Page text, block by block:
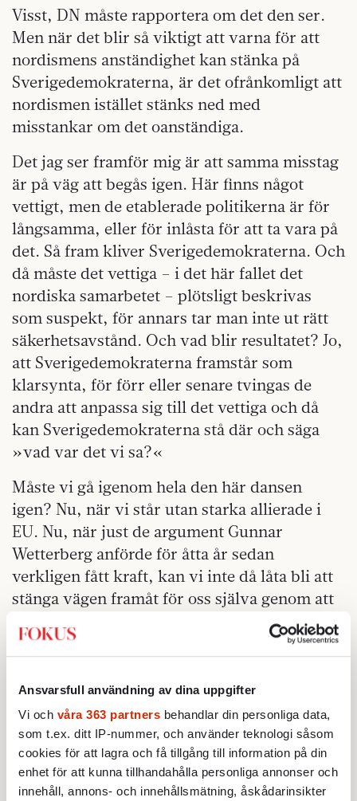
Ansvarsfull användning av dina uppgifter
Vi och våra 363 partners behandlar din personliga data,
som t.ex. ditt IP-nummer, och använder teknologi såsom
cookies för att lagra och få tillgång till information på din
enhet för att kunna tillhandahålla personliga annonser och
innehåll, annons- och innehållsmätning, åskådarinsikter
Visst, DN måste rapportera om det den ser.
Men när det blir så viktigt att varna för att
nordismens anständighet kan stänka på
Sverigedemokraterna, är det ofrånkomligt att
nordismen istället stänks ned med
misstankar om det oanständiga.
Det jag ser framför mig är att samma misstag
är på väg att begås igen. Här finns något
vettigt, men de etablerade politikerna är för
långsamma, eller för inlåsta för att ta vara på
det. Så fram kliver Sverigedemokraterna. Och
då måste det vettiga – i det här fallet det
nordiska samarbetet – plötsligt beskrivas
som suspekt, för annars tar man inte ut rätt
säkerhetsavstånd. Och vad blir resultatet? Jo,
att Sverigedemokraterna framstår som
klarsynta, för förr eller senare tvingas de
andra att anpassa sig till det vettiga och då
kan Sverigedemokraterna stå där och säga
»vad var det vi sa?«
Måste vi gå igenom hela den här dansen
igen? Nu, när vi står utan starka allierade i
EU. Nu, när just de argument Gunnar
Wetterberg anförde för åtta år sedan
verkligen fått kraft, kan vi inte då låta bli att
stänga vägen framåt för oss själva genom att
Sverigedemokraterna? Måste vi
omfamna den? Måste vi låta
Sverigedemokraterna bli först med att
partipolitiskt formulera det utmärkta idé som
Wetterberg väckte redan 2009?
Det är en retorisk fråga, men i dessa dagar